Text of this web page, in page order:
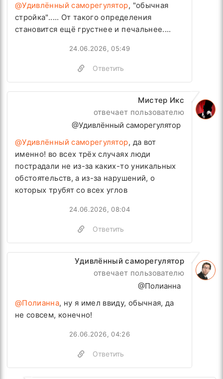
@Удивлённый саморегулятор, "обычная
стройка"..... От такого определения
становится ещё грустнее и печальнее....
Ответить
24.06.2026, 05:49
Мистер Икс
отвечает пользователю
@Удивлённый саморегулятор
@Удивлённый саморегулятор, да вот
именно! во всех трёх случаях люди
пострадали не из-за каких-то уникальных
обстоятельств, а из-за нарушений, о
которых трубят со всех углов
Ответить
24.06.2026, 08:04
Удивлённый саморегулятор
отвечает пользователю
@Полианна
@Полианна, ну я имел ввиду, обычная, да
не совсем, конечно!
Ответить
26.06.2026, 04:26